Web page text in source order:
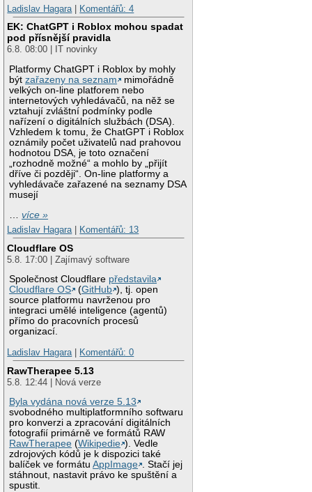
Ladislav Hagara | Komentářů: 4
EK: ChatGPT i Roblox mohou spadat
pod přísnější pravidla
6.8. 08:00 | IT novinky
Platformy ChatGPT i Roblox by mohly
býtzařazeny na seznam
mimořádně
velkých on-line platforem nebo
internetových vyhledávačů, na něž se
vztahují zvláštní podmínky podle
nařízení o digitálních službách (DSA).
Vzhledem k tomu, že ChatGPT i Roblox
oznámily počet uživatelů nad prahovou
hodnotou DSA, je toto označení
„rozhodně možné“ a mohlo by „přijít
dříve či později“. On-line platformy a
vyhledávače zařazené na seznamy DSA
musejí
…více »
Ladislav Hagara| Komentářů: 13
Cloudflare OS
5.8. 17:00 | Zajímavý software
Společnost Cloudflare představila
Cloudflare OS
(GitHub ), tj. open
source platformu navrženou pro
integraci umělé inteligence (agentů)
přímo do pracovních procesů
organizací.
Ladislav Hagara| Komentářů: 0
RawTherapee 5.13
5.8. 12:44 | Nová verze
Byla vydána nová verze 5.13
svobodného multiplatformního softwaru
pro konverzi a zpracování digitálních
fotografií primárně ve formátů RAW
RawTherapee (Wikipedie ). Vedle
zdrojových kódů je k dispozici také
balíček ve formátuAppImage . Stačí jej
stáhnout, nastavit právo ke spuštění a
spustit.